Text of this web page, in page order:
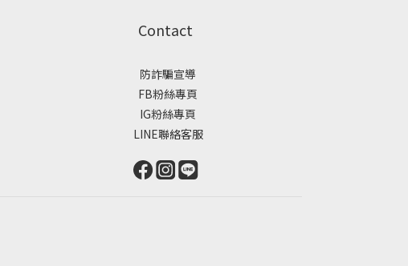
Contact
防詐騙宣導
FB粉絲專頁
IG粉絲專頁
LINE聯絡客服